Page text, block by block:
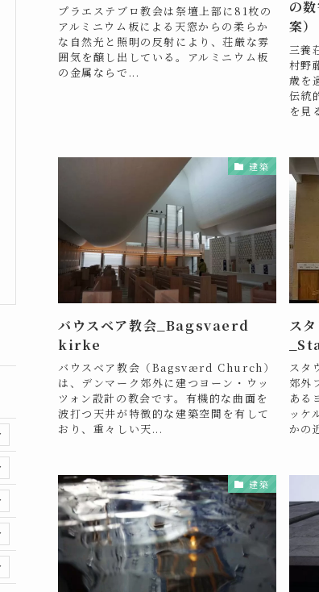
プラエステブロ教会は祭壇上部に81枚の
アルミニウム板による天窓からの柔らか
な自然光と照明の反射により、荘厳な雰
囲気を醸し出している。アルミニウム板
の金属ならで...
の
案）
三養
村野
歳を
伝統
を見
建築
バウスベア教会_Bagsvaerd
kirke
バウスベア教会（Bagsværd Church）
は、デンマーク郊外に建つヨーン・ウッ
ツォン設計の教会です。有機的な曲面を
波打つ天井が特徴的な建築空間を有して
おり、重々しい天...
ス
スタ
郊外
ある
ッケ
かの
建築